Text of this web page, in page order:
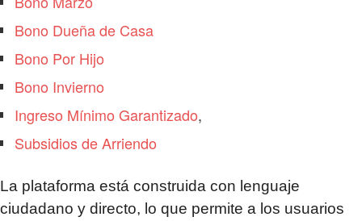
Bono Dueña de Casa
Bono Por Hijo
Bono Invierno
Ingreso Mínimo Garantizado,
Subsidios de Arriendo
La plataforma está construida con lenguaje
ciudadano y directo, lo que permite a los usuarios